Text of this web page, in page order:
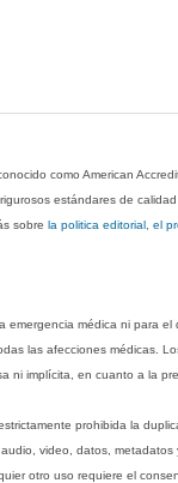
como American
estándares de
sobrela politica editorial, el
médica ni para
las afecciones médicas.
ni implícita, en cuanto a la
prohibida la
video, datos,
otro uso requiere el